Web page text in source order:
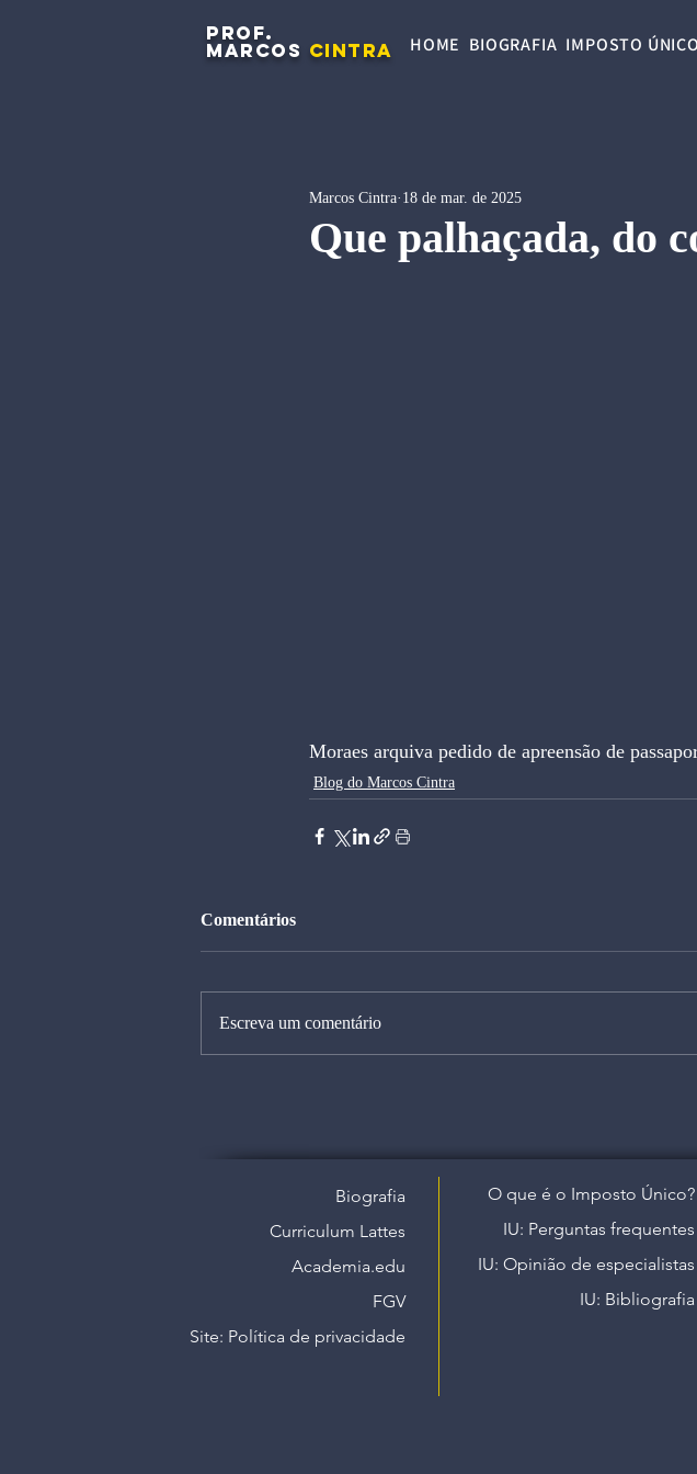
PROF.
MARCOS CINTRA HOME BIOGRAFIA IMPOSTO ÚNICO
Que palhaçada, do
Marcos Cintra 18 de mar. de 2025
Moraes arquiva pedido de apreensão de
Blog do Marcos Cintra
Comentários
Escreva um comentário
Biografia
Curriculum Lattes
Academia.edu
FGV
Site: Política de privacidade​
O que é o Imposto Único?
IU: Perguntas frequentes
IU: Opinião de especialistas
IU: Bibliografia